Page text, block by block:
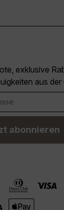
exklusive
aus der
abonnieren